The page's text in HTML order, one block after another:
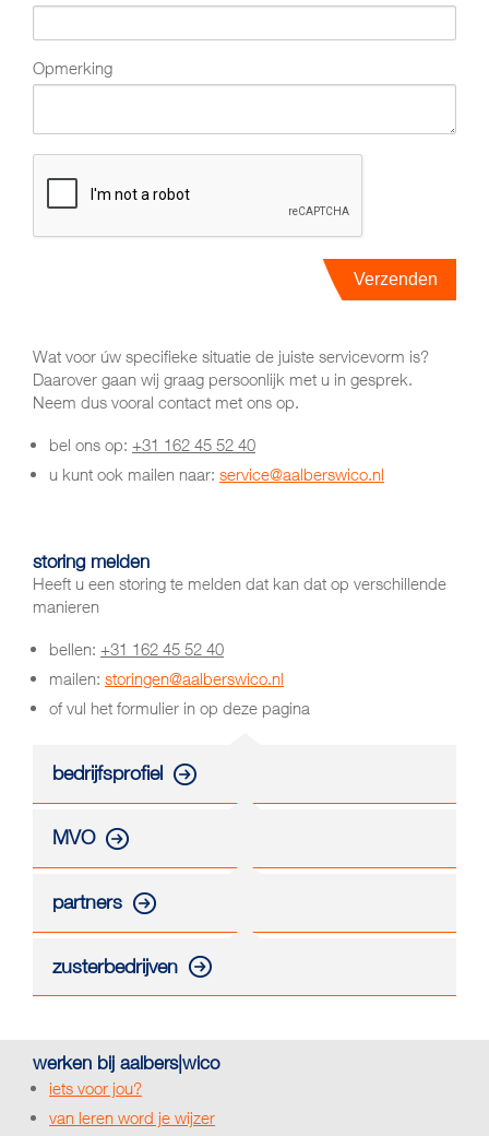
Opmerking
Wat voor úw specifieke situatie de juiste servicevorm is?
Daarover gaan wij graag persoonlijk met u in gesprek.
Neem dus vooral contact met ons op.
bel ons op: +31 162 45 52 40
u kunt ook mailen naar: service@aalberswico.nl
storing melden
Heeft u een storing te melden dat kan dat op verschillende
manieren
bellen: +31 162 45 52 40
mailen: storingen@aalberswico.nl
of vul het formulier in op deze pagina
bedrijfsprofiel
MVO
partners
zusterbedrijven
werken bij aalbers|wico
iets voor jou?
van leren word je wijzer